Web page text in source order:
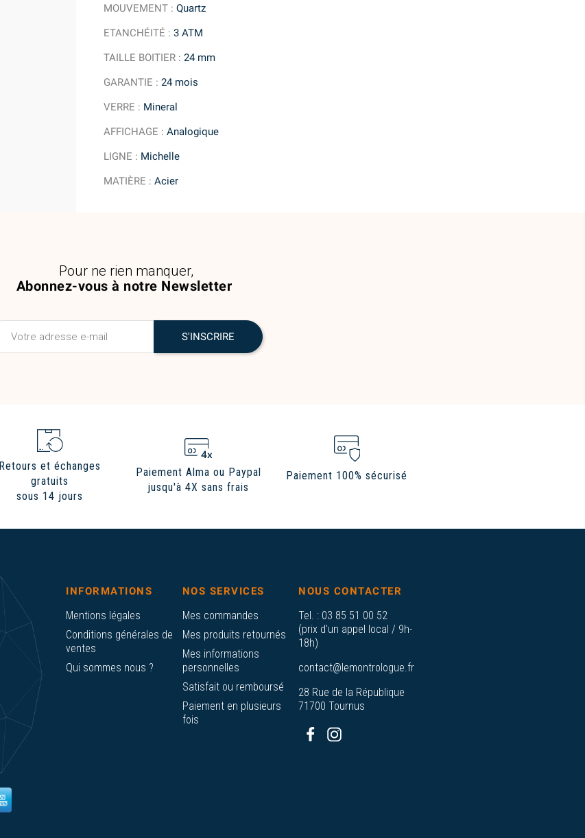
MOUVEMENT: Quartz
ETANCHÉITÉ : 3 ATM
TAILLE BOITIER: 24 mm
GARANTIE : 24 mois
VERRE : Mineral
AFFICHAGE : Analogique
LIGNE : Michelle
MATIÈRE : Acier
Abonnez-vous à notre Newsletter
Pour ne rien manquer,
Retours et échanges
gratuits
sous 14 jours
Paiement Alma ou Paypal
jusqu'à 4X sans frais
Paiement 100% sécurisé
INFORMATIONS
Mentions légales
Conditions générales de
ventes
Qui sommes nous ?
NOS SERVICES
Mes commandes
Mes produits retournés
Mes informations
personnelles
Satisfait ou remboursé
Paiement en plusieurs
fois
NOUS CONTACTER
Tel. : 03 85 51 00 52
(prix d'un appel local / 9h-
18h)
contact@lemontrologue.fr
28 Rue de la République
71700 Tournus